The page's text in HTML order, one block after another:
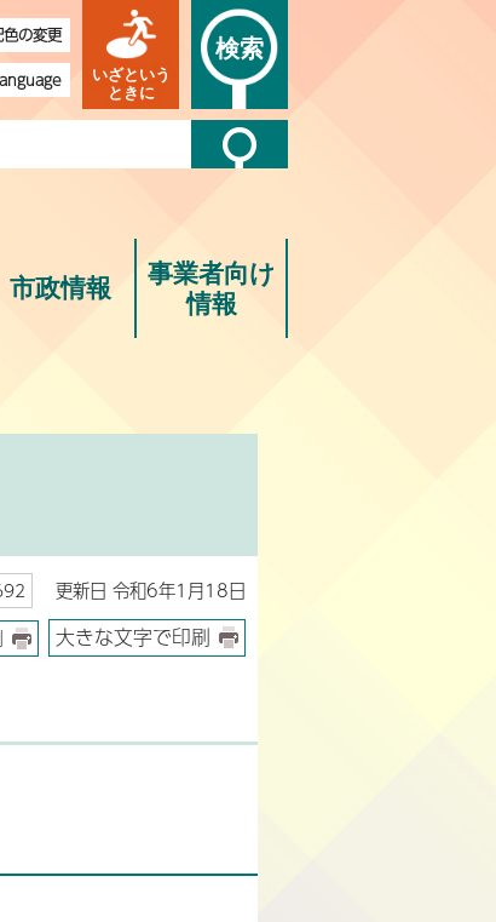
の変更
いざという
ときに
検索
市政情報
事業者向け
情報
更新日 令和6年1月18日
大きな文字で印刷